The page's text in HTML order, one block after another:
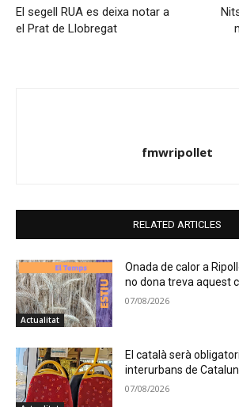
El segell RUA es deixa notar a
el Prat de Llobregat
fmwripollet
RELATED ARTICLES
Actualitat
Onada de calor a
no dona treva aquest
07/08/2026
El català serà
interurbans de
07/08/2026